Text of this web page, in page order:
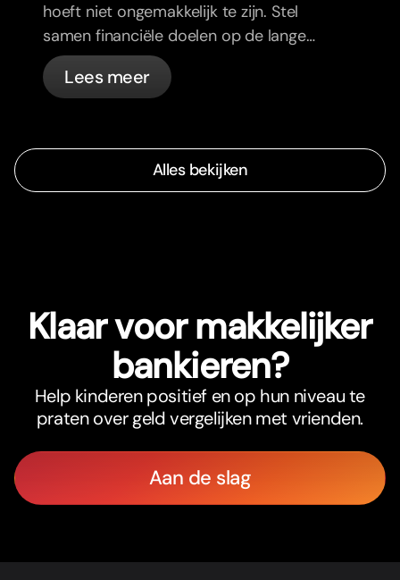
hoeft niet ongemakkelijk te zijn. Stel
samen financiële doelen op de lange
termijn en voel je meer op één lijn.
Lees meer
Alles bekijken
Klaar voor makkelijker
bankieren?
Help kinderen positief en op hun niveau te
praten over geld vergelijken met vrienden.
Aan de slag